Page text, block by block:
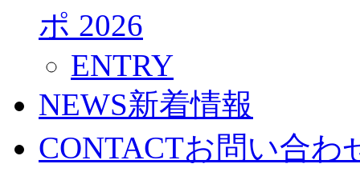
ポ 2026
ENTRY
NEWS新着情報
CONTACTお問い合わ